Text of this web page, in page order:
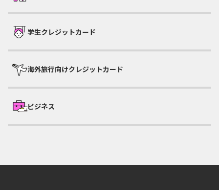
学生クレジットカード
海外旅行向けクレジットカード
ビジネス